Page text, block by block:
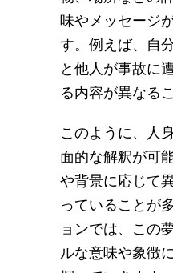
味やメッセージ
す。例えば、自
と他人が事故に
る内容が異なる
このように、人
面的な解釈が可
や背景に応じて
っていることが
ョンでは、この
ルな意味や象徴